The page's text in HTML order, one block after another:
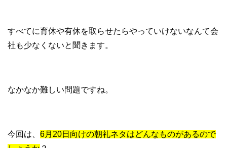
すべてに育休や有休を取らせたらやっていけないなんて会
社も少なくないと聞きます。
なかなか難しい問題ですね。
今回は、 6月20日向けの朝礼ネタはどんなものがあるので